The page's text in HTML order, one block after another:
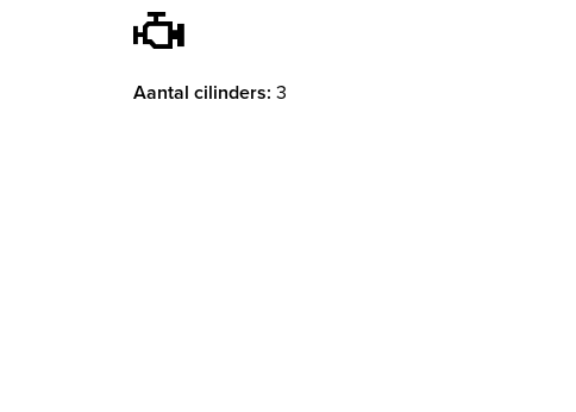
Aantal cilinders: 3